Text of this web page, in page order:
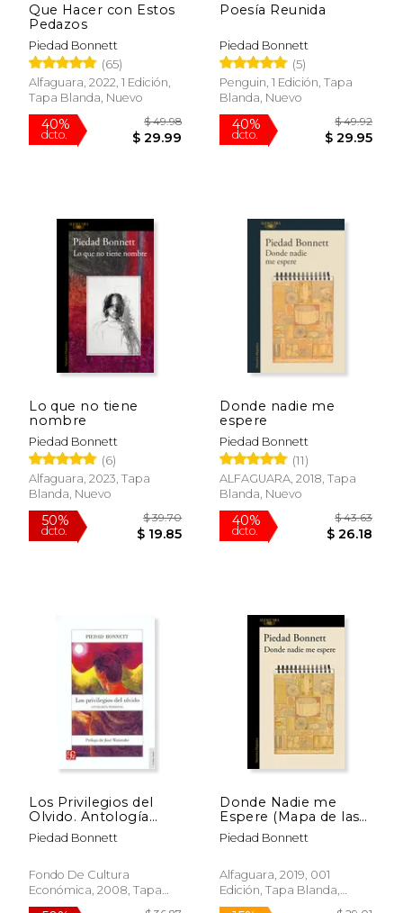
15%
dcto. $ 25.73
40%
dcto. $
Que Hacer con Estos
Pedazos
Piedad Bonnett
(65)
Alfaguara, 2022, 1 Edición,
Tapa Blanda, Nuevo
Poesía Reunida
Piedad Bonnett
(5)
Penguin, 1 Edición, Tapa
Blanda, Nuevo
Lo que no tiene
nombre
Piedad Bonnett
(6)
Alfaguara, 2023, Tapa
Blanda, Nuevo
Donde nadie me
espere
Piedad Bonnett
(11)
ALFAGUARA, 2018, Tapa
Blanda, Nuevo
Los Privilegios del
Olvido. Antología
Personal
Piedad Bonnett
Fondo De Cultura
Económica, 2008, Tapa
Blanda, Nuevo
Donde Nadie me
Espere (Mapa de las
Lenguas)
Piedad Bonnett
Alfaguara, 2019, 001
Edición, Tapa Blanda,
Nuevo